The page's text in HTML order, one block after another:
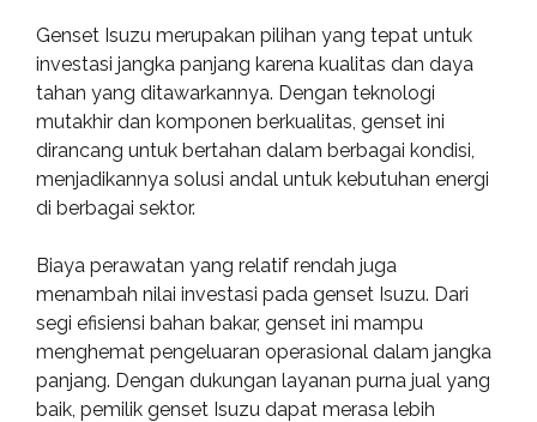
Genset Isuzu merupakan pilihan yang tepat untuk
investasi jangka panjang karena kualitas dan daya
tahan yang ditawarkannya. Dengan teknologi
mutakhir dan komponen berkualitas, genset ini
dirancang untuk bertahan dalam berbagai kondisi,
menjadikannya solusi andal untuk kebutuhan energi
di berbagai sektor.
Biaya perawatan yang relatif rendah juga
menambah nilai investasi pada genset Isuzu. Dari
segi efisiensi bahan bakar, genset ini mampu
menghemat pengeluaran operasional dalam jangka
panjang. Dengan dukungan layanan purna jual yang
baik, pemilik genset Isuzu dapat merasa lebih